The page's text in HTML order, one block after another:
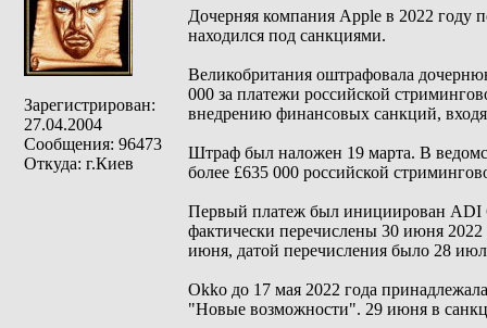
Зарегистрирован:
27.04.2004
Сообщения: 96473
Откуда: г.Киев
Дочерняя компания Apple в 2022 году
находился под санкциями.
Великобритания оштрафовала
000 за платежи российской
внедрению финансовых санкций,
Штраф был наложен 19 марта. В
более £635 000 российской
Первый платеж был инициирован ADI
фактически перечислены 30 июня
июня, датой перечисления было 28
Okko до 17 мая 2022 года
"Новые возможности". 29 июня в